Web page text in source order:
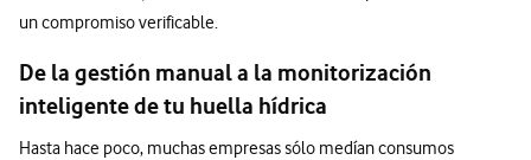
un compromiso verificable.
De la gestión manual a la monitorización
inteligente de tu huella hídrica
Hasta hace poco, muchas empresas sólo medían consumos